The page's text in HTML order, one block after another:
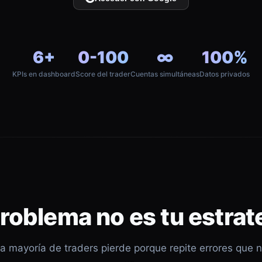
6+
KPIs en dashboard
0-100
Score del trader
∞
Cuentas simultáneas
100%
Datos privados
no es tu
mayoría de traders pierde porque repite errores que